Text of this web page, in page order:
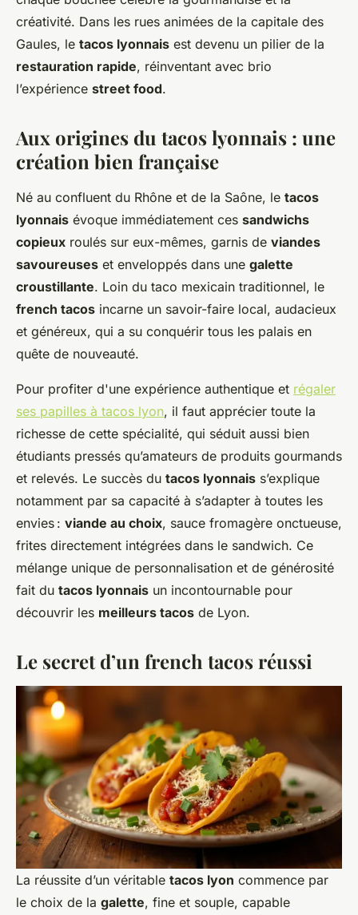
créativité. Dans les rues animées de la capitale des
Gaules, le tacos lyonnais est devenu un pilier de la
restauration rapide, réinventant avec brio
l’expérience street food.
Aux origines du tacos lyonnais : une
création bien française
Né au confluent du Rhône et de la Saône, le tacos
lyonnais évoque immédiatement ces sandwichs
copieux roulés sur eux-mêmes, garnis de viandes
savoureuses et enveloppés dans une galette
croustillante. Loin du taco mexicain traditionnel, le
french tacos incarne un savoir-faire local, audacieux
et généreux, qui a su conquérir tous les palais en
quête de nouveauté.
Pour profiter d'une expérience authentique et régaler
ses papilles à tacos lyon, il faut apprécier toute la
richesse de cette spécialité, qui séduit aussi bien
étudiants pressés qu’amateurs de produits gourmands
et relevés. Le succès du tacos lyonnais s’explique
notamment par sa capacité à s’adapter à toutes les
envies : viande au choix, sauce fromagère onctueuse,
frites directement intégrées dans le sandwich. Ce
mélange unique de personnalisation et de générosité
fait du tacos lyonnais un incontournable pour
découvrir les meilleurs tacos de Lyon.
Le secret d’un french tacos réussi
La réussite d’un véritable tacos lyon commence par
le choix de la galette, fine et souple, capable